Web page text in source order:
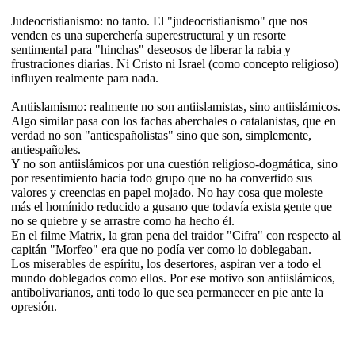
Judeocristianismo: no tanto. El "judeocristianismo" que nos
venden es una superchería superestructural y un resorte
sentimental para "hinchas" deseosos de liberar la rabia y
frustraciones diarias. Ni Cristo ni Israel (como concepto religioso)
influyen realmente para nada.
Antiislamismo: realmente no son antiislamistas, sino antiislámicos.
Algo similar pasa con los fachas aberchales o catalanistas, que en
verdad no son "antiespañolistas" sino que son, simplemente,
antiespañoles.
Y no son antiislámicos por una cuestión religioso-dogmática, sino
por resentimiento hacia todo grupo que no ha convertido sus
valores y creencias en papel mojado. No hay cosa que moleste
más el homínido reducido a gusano que todavía exista gente que
no se quiebre y se arrastre como ha hecho él.
En el filme Matrix, la gran pena del traidor "Cifra" con respecto al
capitán "Morfeo" era que no podía ver como lo doblegaban.
Los miserables de espíritu, los desertores, aspiran ver a todo el
mundo doblegados como ellos. Por ese motivo son antiislámicos,
antibolivarianos, anti todo lo que sea permanecer en pie ante la
opresión.